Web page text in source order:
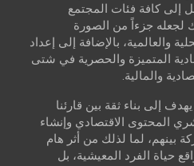
إلى كافة فئات المجتمع
لجعله جزءاً من الصورة
والعالمية، بالإضافة إلى إعداد
المتميزة والحصرية في شتى
والمالية.
إلى بناء ثقة بين قارئنا
المحتوى الاقتصادي وإنشاء
بينهم، لما لذلك من أثر هام
حياة الفرد المعيشية، بل